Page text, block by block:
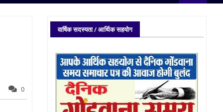
0
वार्षिक सदस्यता / आर्थिक सहयोग